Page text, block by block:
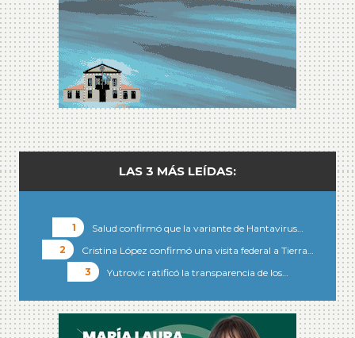
LAS 3 MÁS LEÍDAS:
Salud confirmó que la variante de Hantavirus…
Cristina López confirmó una visita federal a Tierra…
Yutrovic ratificó la transparencia de los…